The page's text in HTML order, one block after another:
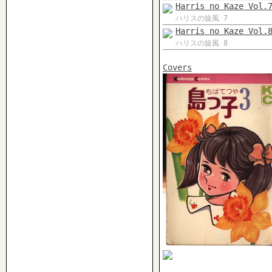
Harris no Kaze Vol.7
ハリスの旋風 7
Harris no Kaze Vol.8
ハリスの旋風 8
Covers